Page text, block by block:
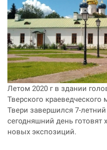
Летом 2020 г в здании
Тверского краеведческого
Твери завершился 7-
сегодняшний день готовят
новых экспозиций.